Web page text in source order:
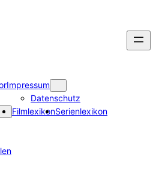
Impressum
Datenschutz
FilmlexikonSerienlexikon